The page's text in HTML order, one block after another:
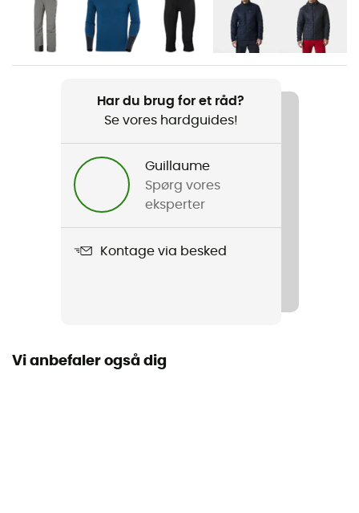
Alpha Lifaloft Jacket
Beklædningsgenstandens opbygning
Vandtæthed
Har du brug for et råd?
Se vores hardguides!
Guillaume
Spørg vores
eksperter
Kontage via besked
Vi anbefaler også dig